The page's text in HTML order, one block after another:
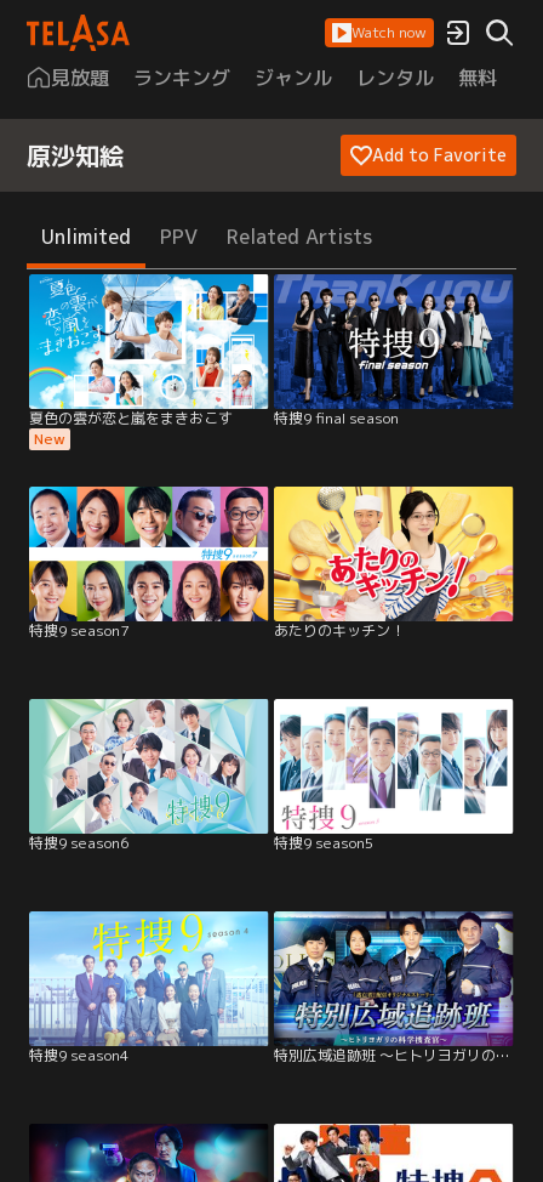
Watch now
見放題 ランキング ジャンル レンタル 無料
原沙知絵 Add to Favorite
Unlimited PPV Related Artists
夏色の雲が恋と嵐をまきおこす
New
特捜9 final season
特捜9 season7 あたりのキッチン！
特捜9 season6 特捜9 season5
特捜9 season4 特別広域追跡班 ～ヒトリヨガリの科学捜査官～（『逃亡者』配信オリジナルストーリー）